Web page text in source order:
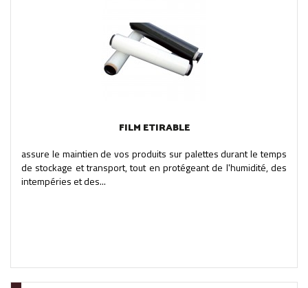
FILM ETIRABLE
assure le maintien de vos produits sur palettes durant le temps
de stockage et transport, tout en protégeant de l'humidité, des
intempéries et des...